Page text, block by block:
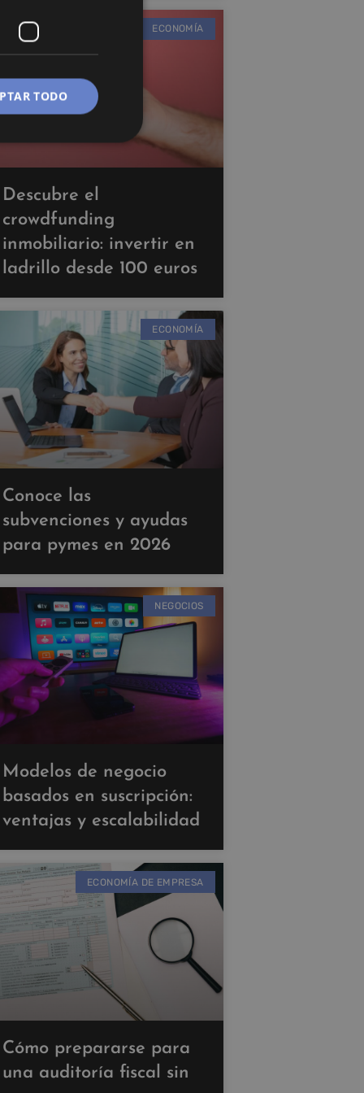
ECONOMÍA
Descubre el
crowdfunding
inmobiliario: invertir en
ladrillo desde 100 euros
ECONOMÍA
Conoce las
subvenciones y ayudas
para pymes en 2026
NEGOCIOS
Modelos de negocio
basados en suscripción:
ventajas y escalabilidad
ECONOMÍA DE EMPRESA
Cómo prepararse para
una auditoría fiscal sin
TODO